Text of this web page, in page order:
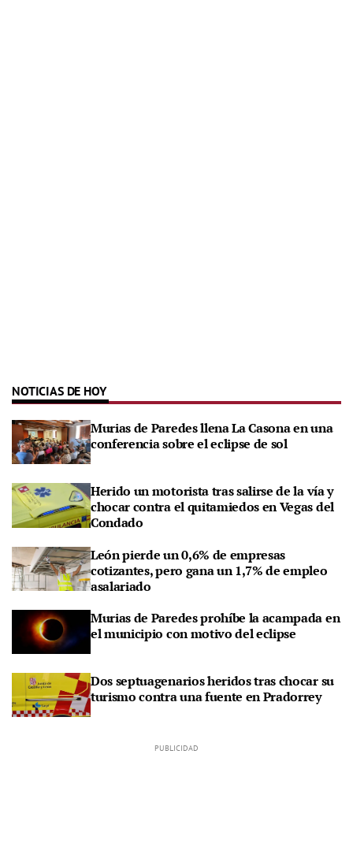
NOTICIAS DE HOY
Murias de Paredes llena La Casona en una
conferencia sobre el eclipse de sol
Herido un motorista tras salirse de la vía y
chocar contra el quitamiedos en Vegas del
Condado
León pierde un 0,6% de empresas
cotizantes, pero gana un 1,7% de empleo
asalariado
Murias de Paredes prohíbe la acampada en
el municipio con motivo del eclipse
Dos septuagenarios heridos tras chocar su
turismo contra una fuente en Pradorrey